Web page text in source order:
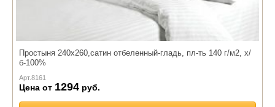
Простыня 240х260,сатин отбеленный-гладь, пл-ть 140 г/м2, х/
б-100%
Арт.8161
Цена от 1294 руб.